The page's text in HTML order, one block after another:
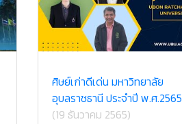
ศิษย์เก่าดีเด่น มหาวิทยาลัย
อุบลราชธานี ประจำปี พ.ศ.2565
(19 ธันวาคม 2565)